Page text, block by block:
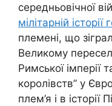
середньовічної
мілітарній
племені, що
Великому
Римської імперії
королівств” у
плем’я і в історії